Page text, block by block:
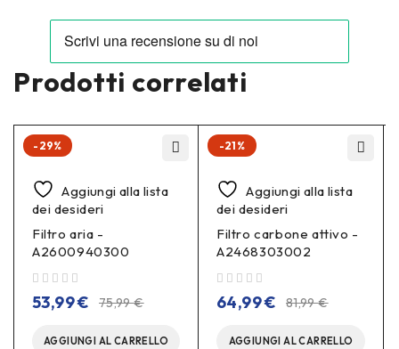
Prodotti correlati
-29%
Aggiungi alla lista
dei desideri
Filtro aria -
A2600940300
75,99€
53,99€
AGGIUNGI AL CARRELLO
-21%
Aggiungi alla lista
dei desideri
Filtro carbone attivo -
A2468303002
81,99€
64,99€
AGGIUNGI AL CARRELLO